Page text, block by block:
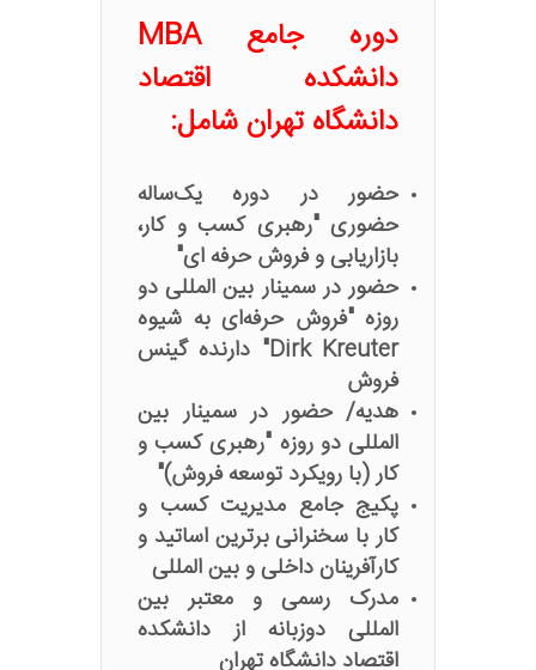
دوره جامع MBA
دانشکده اقتصاد
دانشگاه تهران شامل:
حضور در دوره یک‌ساله
حضوری "رهبری کسب و کار،
بازاریابی و فروش حرفه ای"
حضور در سمینار بین المللی دو
روزه "فروش حرفه‌ای به شیوه
Dirk Kreuter" دارنده گینس
فروش
هدیه/ حضور در سمینار بین
المللی دو روزه "رهبری کسب و
کار (با رویکرد توسعه فروش)"
پکیج جامع مدیریت کسب و
کار با سخنرانی برترین اساتید و
کارآفرینان داخلی و بین المللی
مدرک رسمی و معتبر بین
المللی دوزبانه از دانشکده
اقتصاد دانشگاه تهران